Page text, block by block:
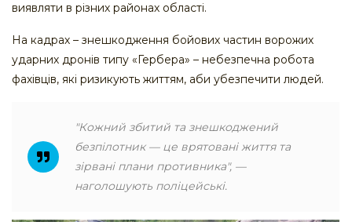
виявляти в різних районах області.
На кадрах – знешкодження бойових частин ворожих
ударних дронів типу «Гербера» – небезпечна робота
фахівців, які ризикують життям, аби убезпечити людей.
"Кожний збитий та знешкоджений
безпілотник — це врятовані життя та
зірвані плани противника", —
наголошують поліцейські.